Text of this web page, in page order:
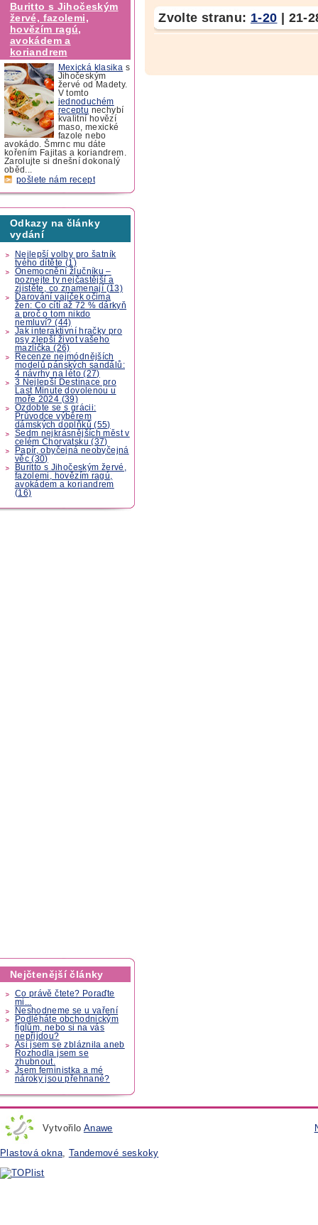
Buritto s Jihočeským
žervé, fazolemi,
hovězím ragú,
avokádem a
koriandrem
Mexická klasika s
Jihočeským
žervé od Madety.
V tomto
jednoduchém
receptu nechybí
kvalitní hovězí
maso, mexické
fazole nebo
avokádo. Šmrnc mu dáte
kořením Fajitas a koriandrem.
Zarolujte si dnešní dokonalý
oběd...
pošlete nám recept
Odkazy na články
vydání
Nejlepší volby pro šatník
tvého dítěte (1)
Onemocnění žlučníku –
poznejte ty nejčastější a
zjistěte, co znamenají (13)
Darování vajíček očima
žen: Co cítí až 72 % dárkyň
a proč o tom nikdo
nemluví? (44)
Jak interaktivní hračky pro
psy zlepší život vašeho
mazlíčka (26)
Recenze nejmódnějších
modelů pánských sandálů:
4 návrhy na léto (27)
3 Nejlepší Destinace pro
Last Minute dovolenou u
moře 2024 (39)
Ozdobte se s grácii:
Průvodce výběrem
dámských doplňků (55)
Sedm nejkrásnějších měst v
celém Chorvatsku (37)
Papír, obyčejná neobyčejná
věc (30)
Buritto s Jihočeským žervé,
fazolemi, hovězím ragú,
avokádem a koriandrem
(16)
Nejčtenější články
Co právě čtete? Poraďte
mi...
Neshodneme se u vaření
Podléháte obchodnickým
fíglům, nebo si na vás
nepřijdou?
Asi jsem se zbláznila aneb
Rozhodla jsem se
zhubnout.
Jsem feministka a mé
nároky jsou přehnané?
Zvolte stranu: 1-20 | 21-
Vytvořilo Anawe
Plastová okna, Tandemové seskoky